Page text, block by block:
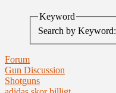
Keyword
Search by Keyword:
Forum
Gun Discussion
Shotguns